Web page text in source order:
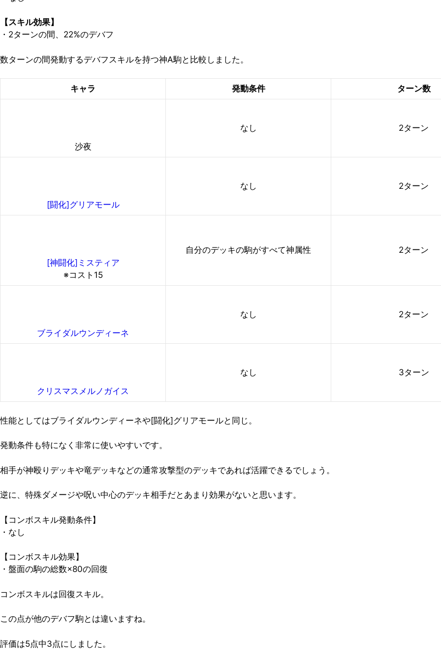
【スキル効果】
・2ターンの間、22%のデバフ
数ターンの間発動するデバフスキルを持つ神A駒と比較しました。
キャラ 発動条件 ターン数
沙夜
なし 2ターン
[闘化]グリアモール
なし 2ターン
[神闘化]ミスティア
※コスト15
自分のデッキの駒がすべて神属性 2ターン
ブライダルウンディーネ
なし 2ターン
クリスマスメルノガイス
なし 3ターン
性能としてはブライダルウンディーネや[闘化]グリアモールと同じ。
発動条件も特になく非常に使いやすいです。
相手が神殴りデッキや竜デッキなどの通常攻撃型のデッキであれば活躍できるでしょう。
逆に、 特殊ダメージや呪い中心のデッキ相手だとあまり効果がないと思います。
【コンボスキル発動条件】
・なし
【コンボスキル効果】
・盤面の駒の総数×80の回復
コンボスキルは回復スキル。
この点が他のデバフ駒とは違いますね。
評価は5点中3点にしました。